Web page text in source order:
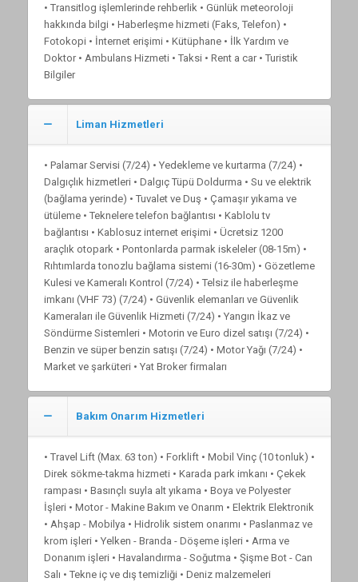
• Transitlog işlemlerinde rehberlik • Günlük meteoroloji
hakkında bilgi • Haberleşme hizmeti (Faks, Telefon) •
Fotokopi • İnternet erişimi • Kütüphane • İlk Yardım ve
Doktor • Ambulans Hizmeti • Taksi • Rent a car • Turistik
Bilgiler
Liman Hizmetleri
• Palamar Servisi (7/24) • Yedekleme ve kurtarma (7/24) •
Dalgıçlık hizmetleri • Dalgıç Tüpü Doldurma • Su ve elektrik
(bağlama yerinde) • Tuvalet ve Duş • Çamaşır yıkama ve
ütüleme • Teknelere telefon bağlantısı • Kablolu tv
bağlantısı • Kablosuz internet erişimi • Ücretsiz 1200
araçlık otopark • Pontonlarda parmak iskeleler (08-15m) •
Rıhtımlarda tonozlu bağlama sistemi (16-30m) • Gözetleme
Kulesi ve Kameralı Kontrol (7/24) • Telsiz ile haberleşme
imkanı (VHF 73) (7/24) • Güvenlik elemanları ve Güvenlik
Kameraları ile Güvenlik Hizmeti (7/24) • Yangın İkaz ve
Söndürme Sistemleri • Motorin ve Euro dizel satışı (7/24) •
Benzin ve süper benzin satışı (7/24) • Motor Yağı (7/24) •
Market ve şarküteri • Yat Broker firmaları
Bakım Onarım Hizmetleri
• Travel Lift (Max. 63 ton) • Forklift • Mobil Vinç (10 tonluk) •
Direk sökme-takma hizmeti • Karada park imkanı • Çekek
rampası • Basınçlı suyla alt yıkama • Boya ve Polyester
İşleri • Motor - Makine Bakım ve Onarım • Elektrik Elektronik
• Ahşap - Mobilya • Hidrolik sistem onarımı • Paslanmaz ve
krom işleri • Yelken - Branda - Döşeme işleri • Arma ve
Donanım işleri • Havalandırma - Soğutma • Şişme Bot - Can
Salı • Tekne iç ve dış temizliği • Deniz malzemeleri